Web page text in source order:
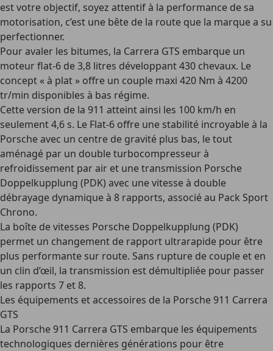
est votre objectif, soyez attentif à la performance de sa
motorisation, c’est une bête de la route que la marque a su
perfectionner.
Pour avaler les bitumes, la Carrera GTS embarque un
moteur flat-6 de 3,8 litres développant 430 chevaux. Le
concept « à plat » offre un couple maxi 420 Nm à 4200
tr/min disponibles à bas régime.
Cette version de la 911 atteint ainsi les 100 km/h en
seulement 4,6 s. Le Flat-6 offre une stabilité incroyable à la
Porsche avec un centre de gravité plus bas, le tout
aménagé par un double turbocompresseur à
refroidissement par air et une transmission Porsche
Doppelkupplung (PDK) avec une vitesse à double
débrayage dynamique à 8 rapports, associé au Pack Sport
Chrono.
La boîte de vitesses Porsche Doppelkupplung (PDK)
permet un changement de rapport ultrarapide pour être
plus performante sur route. Sans rupture de couple et en
un clin d’œil, la transmission est démultipliée pour passer
les rapports 7 et 8.
Les équipements et accessoires de la Porsche 911 Carrera
GTS
La Porsche 911 Carrera GTS embarque les équipements
technologiques dernières générations pour être